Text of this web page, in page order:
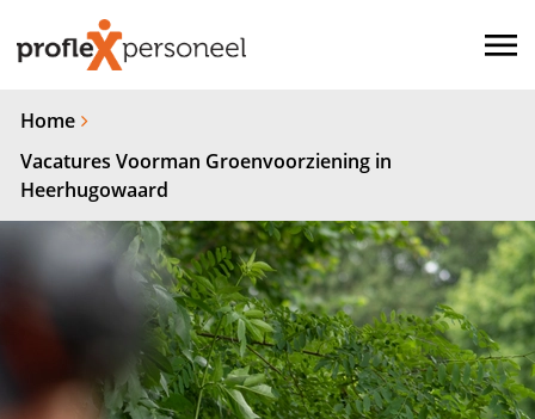
Home
Vacatures Voorman Groenvoorziening in
Heerhugowaard